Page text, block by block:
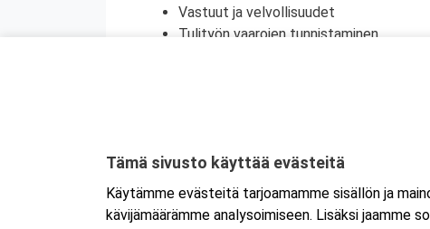
Vastuut ja velvollisuudet
Tulityön vaarojen tunnistaminen
Tulityökortti on voimassa viisi vuotta.
Ruotsin tulityökoulutus uudistui
Ruotsissa enää pätevä.
Tämä sivusto käyttää evästeitä
Käytämme evästeitä tarjoamamme sisällön ja
kävijämäärämme analysoimiseen. Lisäksi jaamme